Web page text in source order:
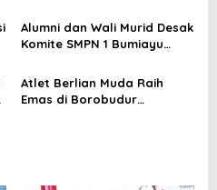
Alumni dan Wali Murid Desak
Komite SMPN 1 Bumiayu
Tangan
Atlet Berlian Muda Raih
Emas di Borobudur